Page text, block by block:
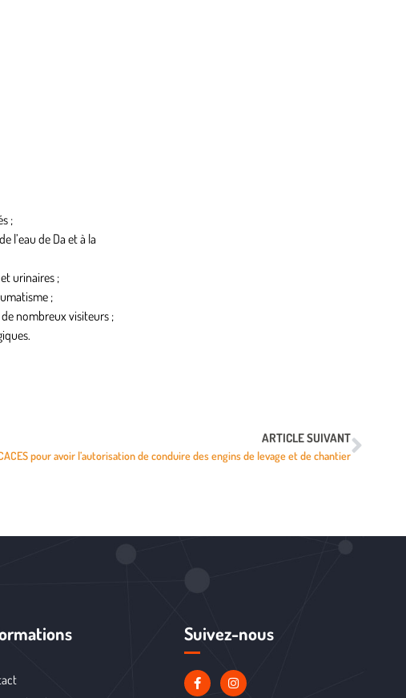
;
l’eau de Da et à la
urinaires ;
;
nombreux visiteurs ;
ARTICLE SUIVANT
pour avoir l’autorisation de conduire des engins de levage et de chantier
Suivez-nous